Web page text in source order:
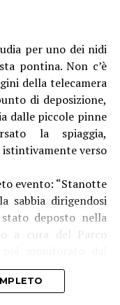
per uno dei nidi
pontina. Non c’è
della telecamera
di deposizione,
dalle piccole pinne
la spiaggia,
verso
evento: “Stanotte
sabbia dirigendosi
deposto nella
a cura del Parco
regionale di
prossimi giorni